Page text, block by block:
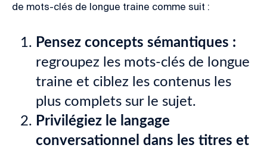
de mots-clés de longue traine comme suit :
Pensez concepts sémantiques :
regroupez les mots-clés de longue
traine et ciblez les contenus les
plus complets sur le sujet.
Privilégiez le langage
conversationnel dans les titres et